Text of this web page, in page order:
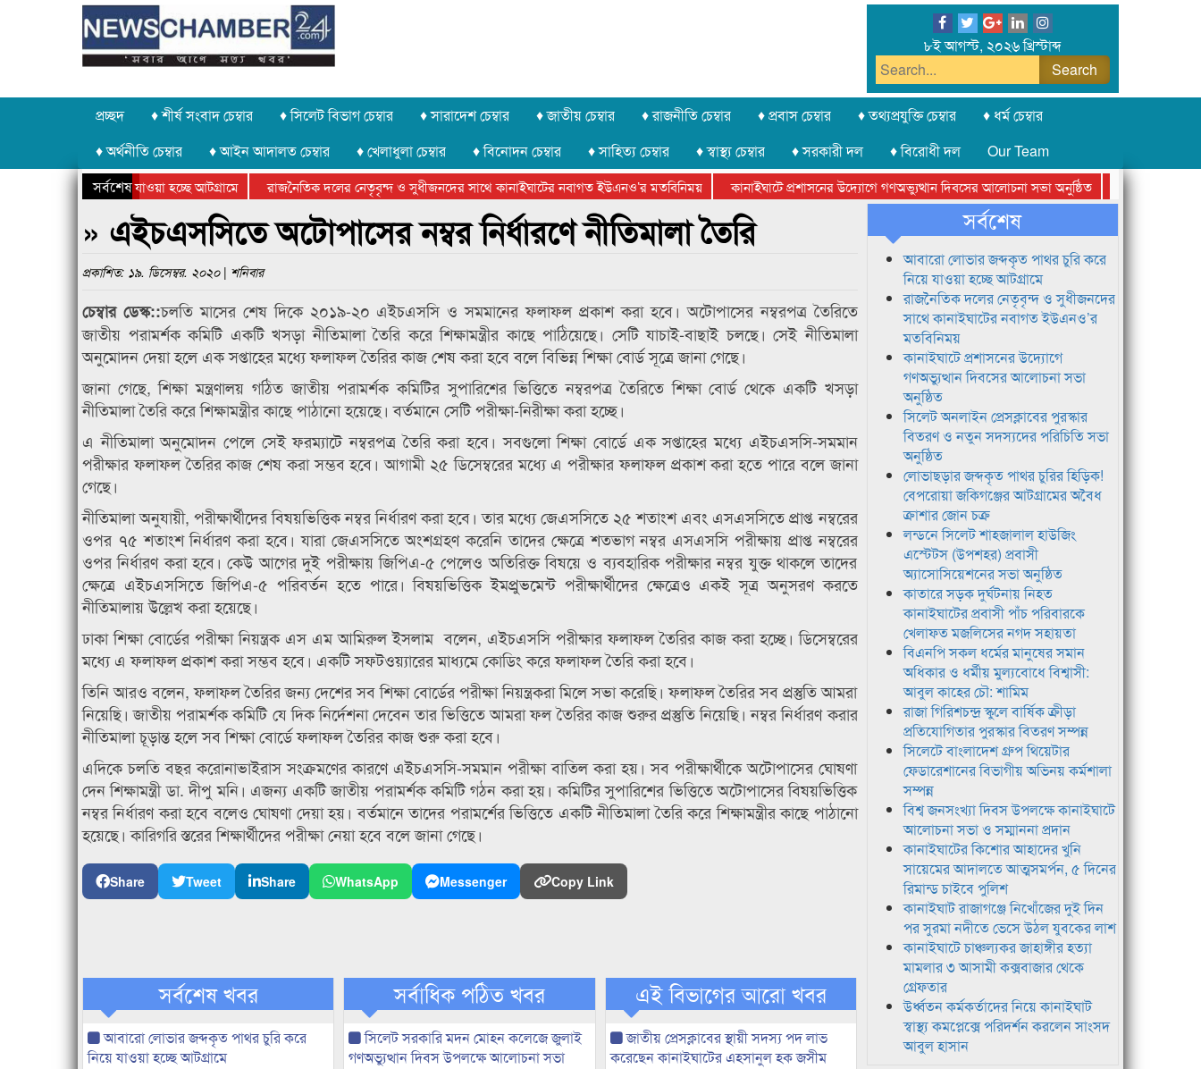
৮ই আগস্ট, ২০২৬ খ্রিস্টাব্দ
প্রচ্ছদ ♦ শীর্ষ সংবাদ চেম্বার ♦ সিলেট বিভাগ চেম্বার ♦ সারাদেশ চেম্বার ♦ জাতীয় চেম্বার ♦ রাজনীতি চেম্বার ♦ প্রবাস চেম্বার ♦ তথ্যপ্রযুক্তি চেম্বার
♦ ধর্ম চেম্বার
♦ অর্থনীতি চেম্বার
♦ আইন আদালত চেম্বার ♦ খেলাধুলা চেম্বার ♦ বিনোদন চেম্বার ♦ সাহিত্য চেম্বার ♦ স্বাস্থ্য চেম্বার ♦ সরকারী দল ♦ বিরোধী দল
Our Team
সর্বশেষ
চুরি করে নিয়ে যাওয়া হচ্ছে আটগ্রামে রাজনৈতিক দলের নেতৃবৃন্দ ও সুধীজনদের সাথে কানাইঘাটের নবাগত ইউএনও’র মতবিনিময় কানাইঘাটে প্রশাসনের উদ্যোগে গণঅভ্যুত্থান দিবসের আলোচনা সভা অনুষ্ঠিত
সিলেট অনলাইন
ক্রীড়া প্রতিযোগিতার পুরস্কার বিতরণ সম্পন্ন
সিলেটে বাংলাদেশ গ্রুপ থিয়েটার ফেডারেশানের বিভাগীয় অভিনয় কর্মশালা সম্পন্ন
» এইচএসসিতে অটোপাসের নম্বর নির্ধারণে নীতিমালা তৈরি
প্রকাশিত: ১৯. ডিসেম্বর. ২০২০ | শনিবার
চেম্বার ডেস্ক::চলতি মাসের শেষ দিকে ২০১৯-২০ এইচএসসি ও সমমানের ফলাফল প্রকাশ করা হবে। অটোপাসের নম্বরপত্র তৈরিতে
জাতীয় পরামর্শক কমিটি একটি খসড়া নীতিমালা তৈরি করে শিক্ষামন্ত্রীর কাছে পাঠিয়েছে। সেটি যাচাই-বাছাই চলছে। সেই নীতিমালা
অনুমোদন দেয়া হলে এক সপ্তাহের মধ্যে ফলাফল তৈরির কাজ শেষ করা হবে বলে বিভিন্ন শিক্ষা বোর্ড সূত্রে জানা গেছে।
জানা গেছে, শিক্ষা মন্ত্রণালয় গঠিত জাতীয় পরামর্শক কমিটির সুপারিশের ভিত্তিতে নম্বরপত্র তৈরিতে শিক্ষা বোর্ড থেকে একটি খসড়া
নীতিমালা তৈরি করে শিক্ষামন্ত্রীর কাছে পাঠানো হয়েছে। বর্তমানে সেটি পরীক্ষা-নিরীক্ষা করা হচ্ছে।
এ নীতিমালা অনুমোদন পেলে সেই ফরম্যাটে নম্বরপত্র তৈরি করা হবে। সবগুলো শিক্ষা বোর্ডে এক সপ্তাহের মধ্যে এইচএসসি-সমমান
পরীক্ষার ফলাফল তৈরির কাজ শেষ করা সম্ভব হবে। আগামী ২৫ ডিসেম্বরের মধ্যে এ পরীক্ষার ফলাফল প্রকাশ করা হতে পারে বলে জানা
গেছে।
নীতিমালা অনুযায়ী, পরীক্ষার্থীদের বিষয়ভিত্তিক নম্বর নির্ধারণ করা হবে। তার মধ্যে জেএসসিতে ২৫ শতাংশ এবং এসএসসিতে প্রাপ্ত নম্বরের
ওপর ৭৫ শতাংশ নির্ধারণ করা হবে। যারা জেএসসিতে অংশগ্রহণ করেনি তাদের ক্ষেত্রে শতভাগ নম্বর এসএসসি পরীক্ষায় প্রাপ্ত নম্বরের
ওপর নির্ধারণ করা হবে। কেউ আগের দুই পরীক্ষায় জিপিএ-৫ পেলেও অতিরিক্ত বিষয়ে ও ব্যবহারিক পরীক্ষার নম্বর যুক্ত থাকলে তাদের
ক্ষেত্রে এইচএসসিতে জিপিএ-৫ পরিবর্তন হতে পারে। বিষয়ভিত্তিক ইমপ্রুভমেন্ট পরীক্ষার্থীদের ক্ষেত্রেও একই সূত্র অনুসরণ করতে
নীতিমালায় উল্লেখ করা হয়েছে।
ঢাকা শিক্ষা বোর্ডের পরীক্ষা নিয়ন্ত্রক এস এম আমিরুল ইসলাম বলেন, এইচএসসি পরীক্ষার ফলাফল তৈরির কাজ করা হচ্ছে। ডিসেম্বরের
মধ্যে এ ফলাফল প্রকাশ করা সম্ভব হবে। একটি সফটওয়্যারের মাধ্যমে কোডিং করে ফলাফল তৈরি করা হবে।
তিনি আরও বলেন, ফলাফল তৈরির জন্য দেশের সব শিক্ষা বোর্ডের পরীক্ষা নিয়ন্ত্রকরা মিলে সভা করেছি। ফলাফল তৈরির সব প্রস্তুতি আমরা
নিয়েছি। জাতীয় পরামর্শক কমিটি যে দিক নির্দেশনা দেবেন তার ভিত্তিতে আমরা ফল তৈরির কাজ শুরুর প্রস্তুতি নিয়েছি। নম্বর নির্ধারণ করার
নীতিমালা চূড়ান্ত হলে সব শিক্ষা বোর্ডে ফলাফল তৈরির কাজ শুরু করা হবে।
এদিকে চলতি বছর করোনাভাইরাস সংক্রমণের কারণে এইচএসসি-সমমান পরীক্ষা বাতিল করা হয়। সব পরীক্ষার্থীকে অটোপাসের ঘোষণা
দেন শিক্ষামন্ত্রী ডা. দীপু মনি। এজন্য একটি জাতীয় পরামর্শক কমিটি গঠন করা হয়। কমিটির সুপারিশের ভিত্তিতে অটোপাসের বিষয়ভিত্তিক
নম্বর নির্ধারণ করা হবে বলেও ঘোষণা দেয়া হয়। বর্তমানে তাদের পরামর্শের ভিত্তিতে একটি নীতিমালা তৈরি করে শিক্ষামন্ত্রীর কাছে পাঠানো
হয়েছে। কারিগরি স্তরের শিক্ষার্থীদের পরীক্ষা নেয়া হবে বলে জানা গেছে।
Share Tweet Share WhatsApp Messenger Copy Link
সর্বশেষ খবর
আবারো লোভার জব্দকৃত পাথর চুরি করে
নিয়ে যাওয়া হচ্ছে আটগ্রামে
সর্বাধিক পঠিত খবর
সিলেট সরকারি মদন মোহন কলেজে জুলাই
গণঅভ্যুত্থান দিবস উপলক্ষে আলোচনা সভা
এই বিভাগের আরো খবর
জাতীয় প্রেসক্লাবের স্থায়ী সদস্য পদ লাভ
করেছেন কানাইঘাটের এহসানুল হক জসীম
সর্বশেষ
আবারো লোভার জব্দকৃত পাথর চুরি করে
নিয়ে যাওয়া হচ্ছে আটগ্রামে
রাজনৈতিক দলের নেতৃবৃন্দ ও সুধীজনদের
সাথে কানাইঘাটের নবাগত ইউএনও’র
মতবিনিময়
কানাইঘাটে প্রশাসনের উদ্যোগে
গণঅভ্যুত্থান দিবসের আলোচনা সভা
অনুষ্ঠিত
সিলেট অনলাইন প্রেসক্লাবের পুরস্কার
বিতরণ ও নতুন সদস্যদের পরিচিতি সভা
অনুষ্ঠিত
লোভাছড়ার জব্দকৃত পাথর চুরির হিড়িক!
বেপরোয়া জকিগঞ্জের আটগ্রামের অবৈধ
ক্রাশার জোন চক্র
লন্ডনে সিলেট শাহজালাল হাউজিং
এস্টেটস (উপশহর) প্রবাসী
অ্যাসোসিয়েশনের সভা অনুষ্ঠিত
কাতারে সড়ক দুর্ঘটনায় নিহত
কানাইঘাটের প্রবাসী পাঁচ পরিবারকে
খেলাফত মজলিসের নগদ সহায়তা
বিএনপি সকল ধর্মের মানুষের সমান
অধিকার ও ধর্মীয় মুল্যবোধে বিশ্বাসী:
আবুল কাহের চৌ: শামিম
রাজা গিরিশচন্দ্র স্কুলে বার্ষিক ক্রীড়া
প্রতিযোগিতার পুরস্কার বিতরণ সম্পন্ন
সিলেটে বাংলাদেশ গ্রুপ থিয়েটার
ফেডারেশানের বিভাগীয় অভিনয় কর্মশালা
সম্পন্ন
বিশ্ব জনসংখ্যা দিবস উপলক্ষে কানাইঘাটে
আলোচনা সভা ও সম্মাননা প্রদান
কানাইঘাটের কিশোর আহাদের খুনি
সায়েমের আদালতে আত্মসমর্পন, ৫ দিনের
রিমান্ড চাইবে পুলিশ
কানাইঘাট রাজাগঞ্জে নিখোঁজের দুই দিন
পর সুরমা নদীতে ভেসে উঠল যুবকের লাশ
কানাইঘাটে চাঞ্চল্যকর জাহাঙ্গীর হত্যা
মামলার ৩ আসামী কক্সবাজার থেকে
গ্রেফতার
উর্ধ্বতন কর্মকর্তাদের নিয়ে কানাইঘাট
স্বাস্থ্য কমপ্লেক্সে পরিদর্শন করলেন সাংসদ
আবুল হাসান